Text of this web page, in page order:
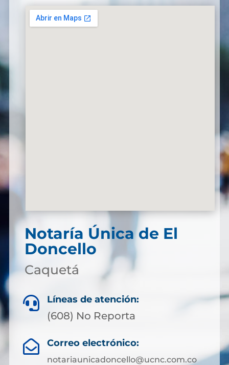
Notaría Única de El
Doncello
Caquetá
 Líneas de atención:
(608) No Reporta
 Correo electrónico:
notariaunicadoncello@ucnc.com.co